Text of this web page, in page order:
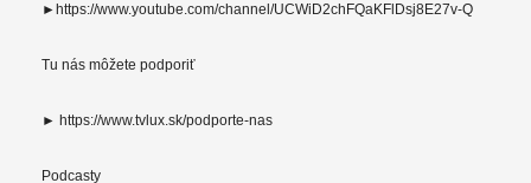
►https://www.youtube.com/channel/UCWiD2chFQaKFlDsj8E27v-Q
Tu nás môžete podporiť
► https://www.tvlux.sk/podporte-nas
Podcasty